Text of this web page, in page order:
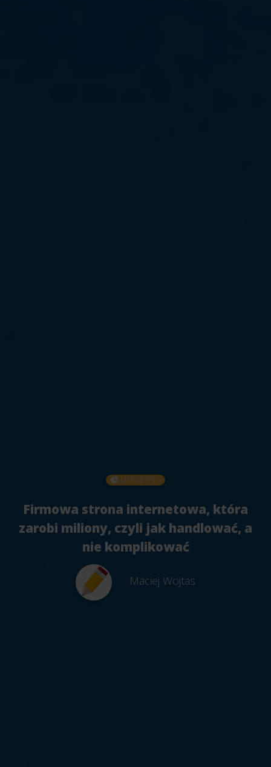
MARKETING
Firmowa strona internetowa, która
zarobi miliony, czyli jak handlować, a
nie komplikować
Maciej Wojtas